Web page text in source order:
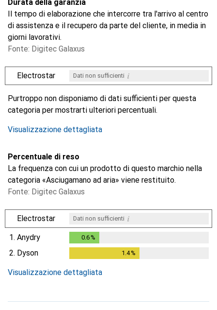
Durata della garanzia
Il tempo di elaborazione che intercorre tra l'arrivo al centro
di assistenza e il recupero da parte del cliente, in media in
giorni lavorativi.
Fonte: Digitec Galaxus
Electrostar Dati non sufficienti i
Purtroppo non disponiamo di dati sufficienti per questa
categoria per mostrarti ulteriori percentuali.
Visualizzazione dettagliata
Percentuale di reso
La frequenza con cui un prodotto di questo marchio nella
categoria «Asciugamano ad aria» viene restituito.
Fonte: Digitec Galaxus
Electrostar Dati non sufficienti i
1. Anydry 0.6%
2. Dyson 1.4%
Visualizzazione dettagliata